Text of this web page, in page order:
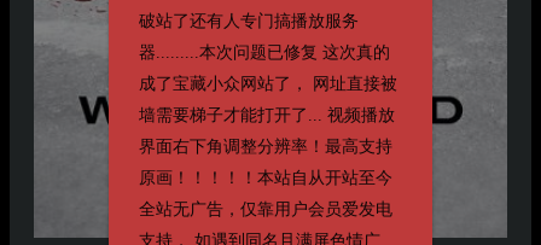
破站了还有人专门搞播放服务
器.........本次问题已修复 这次真的
成了宝藏小众网站了， 网址直接被
墙需要梯子才能打开了... 视频播放
界面右下角调整分辨率！最高支持
原画！！！！！本站自从开站至今
全站无广告，仅靠用户会员爱发电
支持， 如遇到同名且满屏色情广